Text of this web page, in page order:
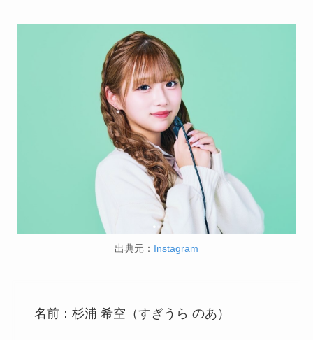
出典元： Instagram
名前：杉浦 希空（すぎうら のあ）